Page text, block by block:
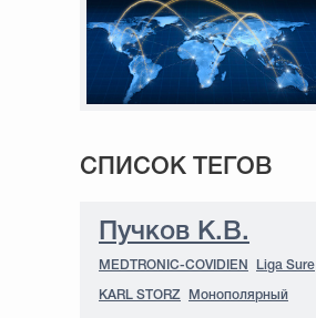
СПИСОК ТЕГОВ
Пучков К.В.
MEDTRONIC-COVIDIEN Liga Sure
KARL STORZ Монополярный